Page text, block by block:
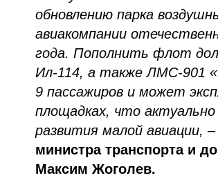
обновлению парка
авиакомпании
года. Пополнить флот
Ил-114, а также ЛМС-901
9 пассажиров и может
площадках, что
развития малой авиации, –
министра транспорта и
Максим Жоголев.